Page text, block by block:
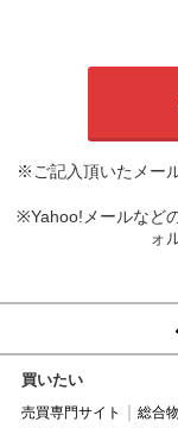
※ご記入頂いたメー
※Yahoo!メールなど
ォ
買いたい
売買専門サイト 総合